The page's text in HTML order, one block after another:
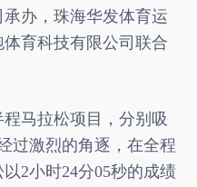
办，珠海华发体育运
育科技有限公司联合
马拉松项目，分别吸
过激烈的角逐，在全程
2小时24分05秒的成绩